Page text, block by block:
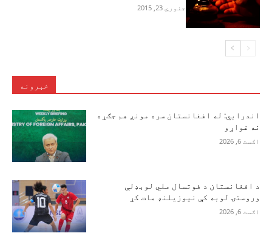
جنوري 23, 2015
خبرونه
اندرابي: له افغانستان سره مونږ هم جګړه
نه غواړو
اګست 6, 2026
د افغانستان د فوتسال ملي لوبډلې
وروستۍ لوبه کې نیوزیلنډ مات کړ
اګست 6, 2026